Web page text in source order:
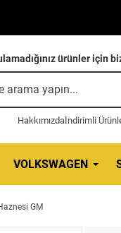
ürünler için
Hakkımızdaİndirimli
VOLKSWAGEN
GM